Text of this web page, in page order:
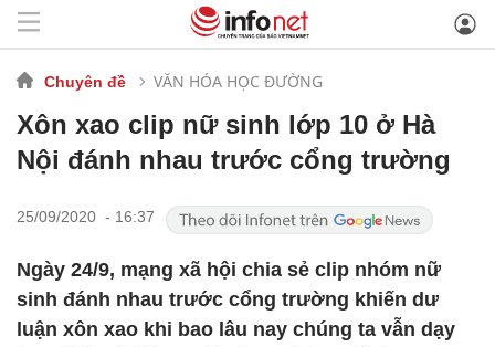
Chuyên đề VĂN HÓA HỌC ĐƯỜNG
Xôn xao clip nữ sinh lớp 10 ở Hà
Nội đánh nhau trước cổng trường
25/09/2020 - 16:37
Ngày 24/9, mạng xã hội chia sẻ clip nhóm nữ
sinh đánh nhau trước cổng trường khiến dư
luận xôn xao khi bao lâu nay chúng ta vẫn dạy